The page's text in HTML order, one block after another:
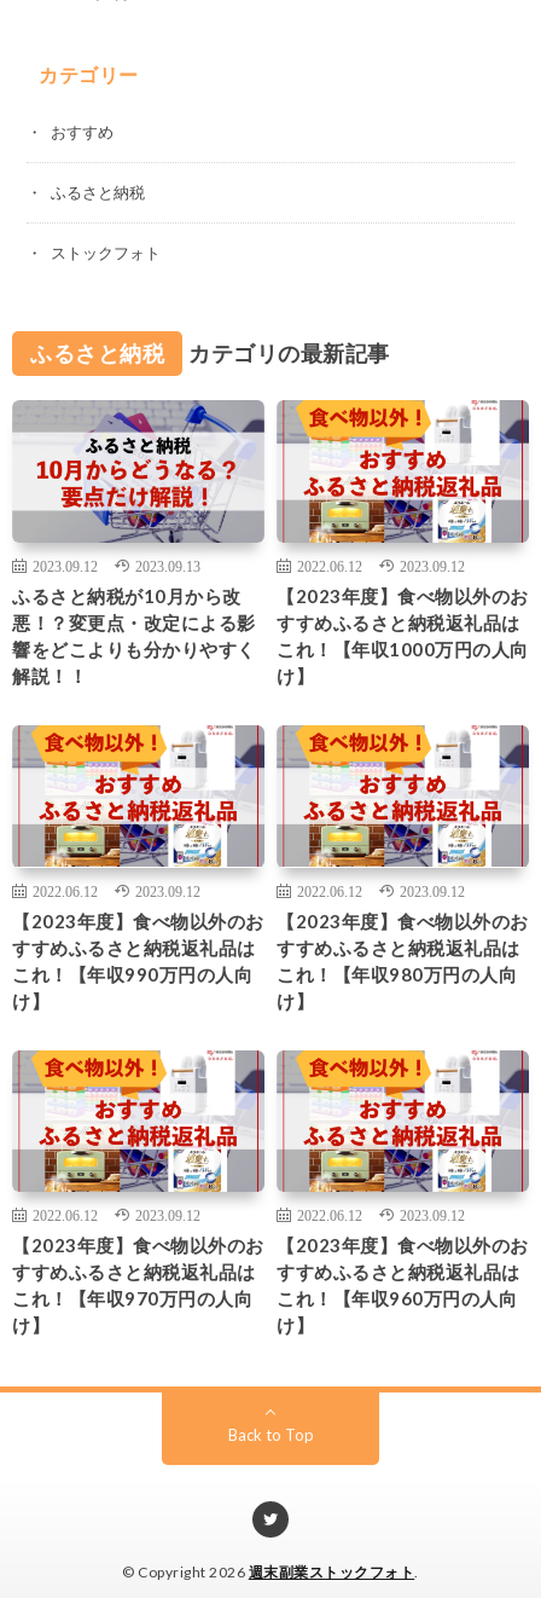
カテゴリー
おすすめ
ふるさと納税
ストックフォト
ふるさと納税 カテゴリの最新記事
2023.09.12 2023.09.13
ふるさと納税が10月から改
悪！？変更点・改定による影
響をどこよりも分かりやすく
解説！！
2022.06.12 2023.09.12
【2023年度】食べ物以外のお
すすめふるさと納税返礼品は
これ！【年収1000万円の人向
け】
2022.06.12 2023.09.12
【2023年度】食べ物以外のお
すすめふるさと納税返礼品は
これ！【年収990万円の人向
け】
2022.06.12 2023.09.12
【2023年度】食べ物以外のお
すすめふるさと納税返礼品は
これ！【年収980万円の人向
け】
2022.06.12 2023.09.12
【2023年度】食べ物以外のお
すすめふるさと納税返礼品は
これ！【年収970万円の人向
け】
2022.06.12 2023.09.12
【2023年度】食べ物以外のお
すすめふるさと納税返礼品は
これ！【年収960万円の人向
け】
Back to Top
© Copyright 2026 週末副業ストックフォト.